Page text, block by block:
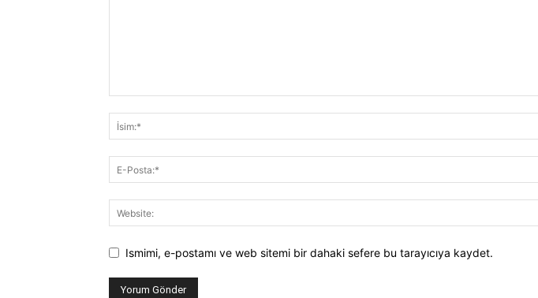
Ismimi, e-postamı ve web sitemi bir dahaki sefere bu tarayıcıya kaydet.